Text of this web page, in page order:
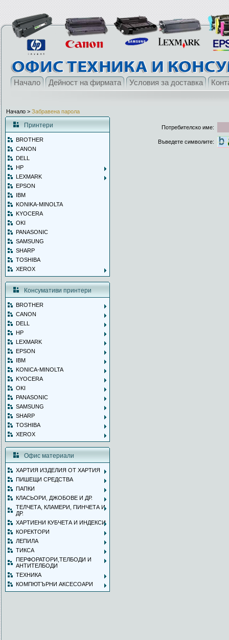
Начало Дейност на фирмата Условия за доставка
Начало > Забравена парола
Принтери
BROTHER
CANON
DELL
HP
LEXMARK
EPSON
IBM
KONIKA-MINOLTA
KYOCERA
OKI
PANASONIC
SAMSUNG
SHARP
TOSHIBA
XEROX
Консумативи принтери
BROTHER
CANON
DELL
HP
LEXMARK
EPSON
IBM
KONICA-MINOLTA
KYOCERA
OKI
PANASONIC
SAMSUNG
SHARP
TOSHIBA
XEROX
Офис материали
ХАРТИЯ ИЗДЕЛИЯ ОТ ХАРТИЯ
ПИШЕЩИ СРЕДСТВА
ПАПКИ
КЛАСЬОРИ, ДЖОБОВЕ И ДР.
ТЕЛЧЕТА, КЛАМЕРИ, ПИНЧЕТА И
ДР.
ХАРТИЕНИ КУБЧЕТА И ИНДЕКСИ
КОРЕКТОРИ
ЛЕПИЛА
ТИКСА
ПЕРФОРАТОРИ,ТЕЛБОДИ И
АНТИТЕЛБОДИ
ТЕХНИКА
КОМПЮТЪРНИ АКСЕСОАРИ
Потребителско име:
Въведете символите: